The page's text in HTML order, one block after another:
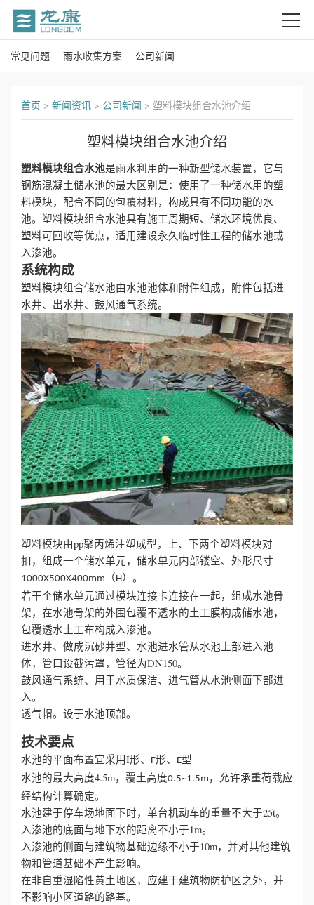
首
关
我
们
中
心
工
程
案
例
新
资
讯
荣
誉
质
系
我
们
常见问题 雨水收集方案 公司新闻
首页 > 新闻资讯 > 公司新闻 > 塑料模块组合水池介绍
塑料模块组合水池介绍
塑料模块组合水池是雨水利用的一种新型储水装置，它与
钢筋混凝土储水池的最大区别是：使用了一种储水用的塑
料模块，配合不同的包覆材料，构成具有不同功能的水
池。塑料模块组合水池具有施工周期短、储水环境优良、
塑料可回收等优点，适用建设永久临时性工程的储水池或
入渗池。
系统构成
塑料模块组合储水池由水池池体和附件组成，附件包括进
水井、出水井、鼓风通气系统。
塑料模块由pp聚丙烯注塑成型，上、下两个塑料模块对
扣，组成一个储水单元，储水单元内部镂空、外形尺寸
1000X500X400mm （H）。
若干个储水单元通过模块连接卡连接在一起，组成水池骨
架，在水池骨架的外围包覆不透水的土工膜构成储水池，
包覆透水土工布构成入渗池。
进水井、做成沉砂井型、水池进水管从水池上部进入池
体，管口设截污罩，管径为DN150。
鼓风通气系统、用于水质保洁、进气管从水池侧面下部进
入。
透气帽。设于水池顶部。
技术要点
水池的平面布置宜采用I形、 F形、 E型
水池的最大高度4.5m，覆土高度0.5~1.5m ，允许承重荷载应
经结构计算确定。
水池建于停车场地面下时，单台机动车的重量不大于25t。
入渗池的底面与地下水的距离不小于1m。
入渗池的侧面与建筑物基础边缘不小于10m，并对其他建筑
物和管道基础不产生影响。
在非自重湿陷性黄土地区，应建于建筑物防护区之外，并
不影响小区道路的路基。